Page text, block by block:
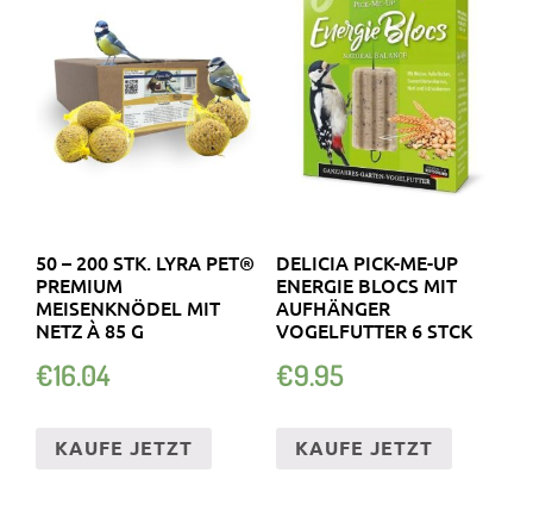
50 – 200 STK. LYRA PET®
PREMIUM
MEISENKNÖDEL MIT
NETZ À 85 G
€16.04
KAUFE JETZT
DELICIA PICK-ME-UP
ENERGIE BLOCS MIT
AUFHÄNGER
VOGELFUTTER 6 STCK
€9.95
KAUFE JETZT